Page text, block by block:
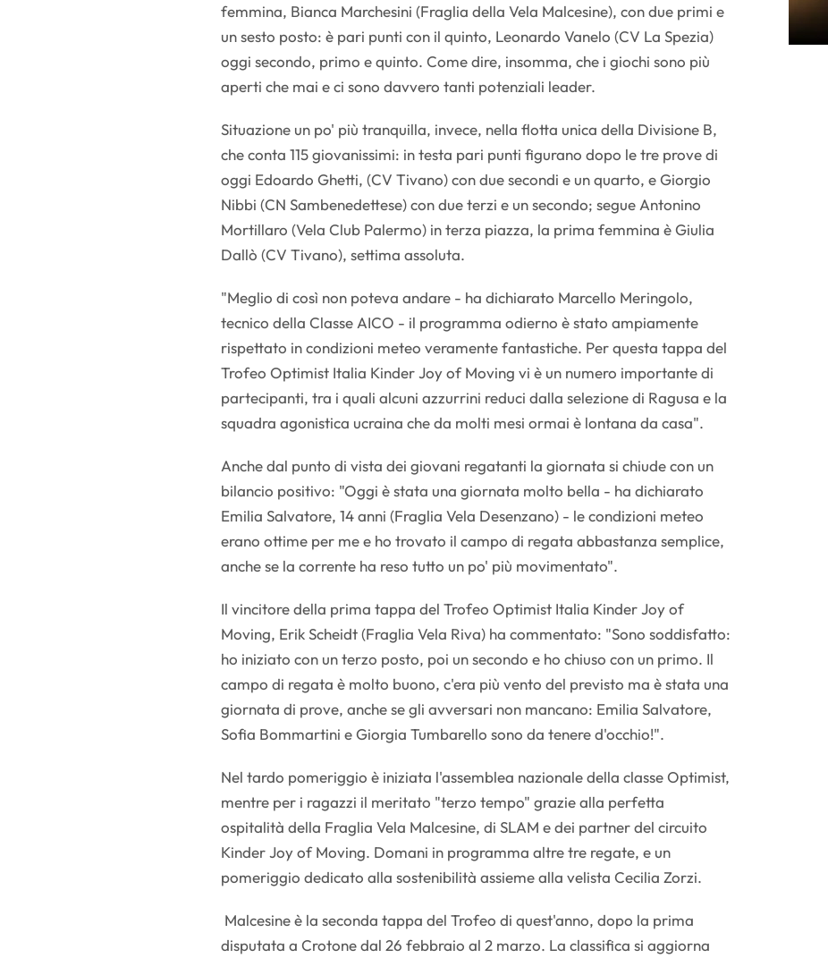
femmina, Bianca Marchesini (Fraglia della Vela Malcesine), con due primi e
un sesto posto: è pari punti con il quinto, Leonardo Vanelo (CV La Spezia)
oggi secondo, primo e quinto. Come dire, insomma, che i giochi sono più
aperti che mai e ci sono davvero tanti potenziali leader.
Situazione un po' più tranquilla, invece, nella flotta unica della Divisione B,
che conta 115 giovanissimi: in testa pari punti figurano dopo le tre prove di
oggi Edoardo Ghetti, (CV Tivano) con due secondi e un quarto, e Giorgio
Nibbi (CN Sambenedettese) con due terzi e un secondo; segue Antonino
Mortillaro (Vela Club Palermo) in terza piazza, la prima femmina è Giulia
Dallò (CV Tivano), settima assoluta.
"Meglio di così non poteva andare - ha dichiarato Marcello Meringolo,
tecnico della Classe AICO - il programma odierno è stato ampiamente
rispettato in condizioni meteo veramente fantastiche. Per questa tappa del
Trofeo Optimist Italia Kinder Joy of Moving vi è un numero importante di
partecipanti, tra i quali alcuni azzurrini reduci dalla selezione di Ragusa e la
squadra agonistica ucraina che da molti mesi ormai è lontana da casa".
Anche dal punto di vista dei giovani regatanti la giornata si chiude con un
bilancio positivo: "Oggi è stata una giornata molto bella - ha dichiarato
Emilia Salvatore, 14 anni (Fraglia Vela Desenzano) - le condizioni meteo
erano ottime per me e ho trovato il campo di regata abbastanza semplice,
anche se la corrente ha reso tutto un po' più movimentato".
Il vincitore della prima tappa del Trofeo Optimist Italia Kinder Joy of
Moving, Erik Scheidt (Fraglia Vela Riva) ha commentato: "Sono soddisfatto:
ho iniziato con un terzo posto, poi un secondo e ho chiuso con un primo. Il
campo di regata è molto buono, c'era più vento del previsto ma è stata una
giornata di prove, anche se gli avversari non mancano: Emilia Salvatore,
Sofia Bommartini e Giorgia Tumbarello sono da tenere d'occhio!".
Nel tardo pomeriggio è iniziata l'assemblea nazionale della classe Optimist,
mentre per i ragazzi il meritato "terzo tempo" grazie alla perfetta
ospitalità della Fraglia Vela Malcesine, di SLAM e dei partner del circuito
Kinder Joy of Moving. Domani in programma altre tre regate, e un
pomeriggio dedicato alla sostenibilità assieme alla velista Cecilia Zorzi.
Malcesine è la seconda tappa del Trofeo di quest'anno, dopo la prima
disputata a Crotone dal 26 febbraio al 2 marzo. La classifica si aggiorna